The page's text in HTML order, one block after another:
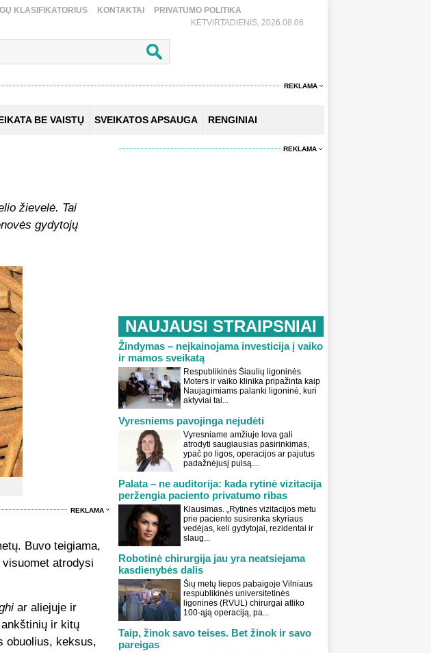
KLASIFIKATORIUS KONTAKTAI
PRIVATUMO POLITIKA
KETVIRTADIENIS, 2026.08.06
REKLAMA
BE VAISTŲ SVEIKATOS APSAUGA RENGINIAI
žievelė. Tai
gydytojų
REKLAMA
Buvo teigiama,
atrodysi
ar aliejuje ir
ir kitų
obuolius, keksus,
REKLAMA
NAUJAUSI STRAIPSNIAI
Žindymas – neįkainojama investicija į vaiko
ir mamos sveikatą
Respublikinės Šiaulių ligoninės
Moters ir vaiko klinika pripažinta kaip
Naujagimiams palanki ligoninė, kuri
aktyviai tai...
Vyresniems pavojinga nejudėti
Vyresniame amžiuje lova gali
atrodyti saugiausias pasirinkimas,
ypač po ligos, operacijos ar pajutus
padažnėjusį pulsą....
Palata – ne auditorija: kada rytinė vizitacija
peržengia paciento privatumo ribas
Klausimas. „Rytinės vizitacijos metu
prie paciento susirenka skyriaus
vedėjas, keli gydytojai, rezidentai ir
slaug...
Robotinė chirurgija jau yra neatsiejama
kasdienybės dalis
Šių metų liepos pabaigoje Vilniaus
respublikinės universitetinės
ligoninės (RVUL) chirurgai atliko
100-ąją operaciją, pa...
Taip, žinok savo teises. Bet žinok ir savo
pareigas